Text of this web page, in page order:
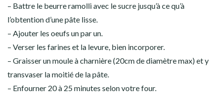
– Battre le beurre ramolli avec le sucre jusqu’à ce qu’à
l’obtention d’une pâte lisse.
– Ajouter les oeufs un par un.
– Verser les farines et la levure, bien incorporer.
– Graisser un moule à charnière (20cm de diamètre max) et y
transvaser la moitié de la pâte.
– Enfourner 20 à 25 minutes selon votre four.